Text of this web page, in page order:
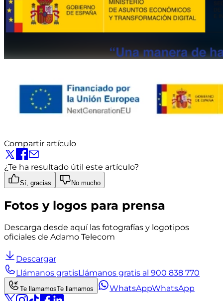
Compartir artículo
¿Te ha resultado útil este artículo?
Sí, gracias No mucho
Fotos y logos para prensa
Descarga desde aquí las fotografías y logotipos
oficiales de Adamo Telecom
Descargar
Llámanos gratisLlámanos gratis al 900 838 770
Te llamamosTe llamamos WhatsAppWhatsApp